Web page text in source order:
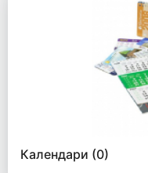
Календари (0)